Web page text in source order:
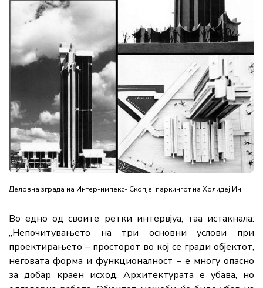
Деловна зграда на Интер-импекс- Скопје, паркингот на Холидеј Ин
Во едно од своите ретки интервјуа, таа истакнала:
„Непочитувањето на три основни услови при
проектирањето – просторот во кој се гради објектот,
неговата форма и функционалност – е многу опасно
за добар краен исход. Архитектурата е убава, но